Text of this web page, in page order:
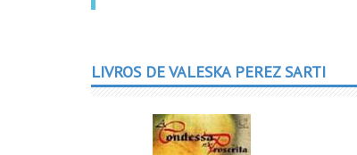
LIVROS DE VALESKA PEREZ SARTI